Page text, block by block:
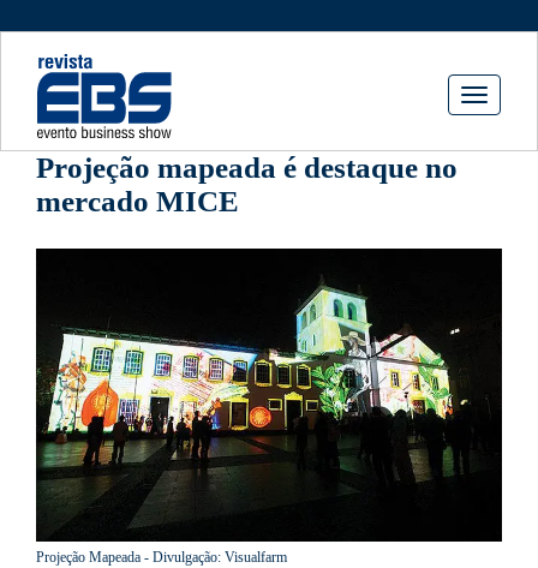
Toggle
Projeção mapeada é destaque no
mercado MICE
Projeção Mapeada - Divulgação: Visualfarm